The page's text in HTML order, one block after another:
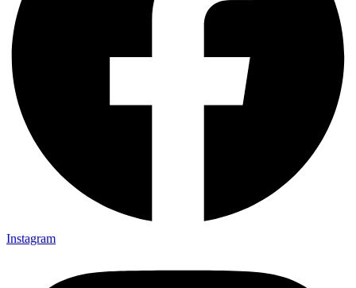
Instagram